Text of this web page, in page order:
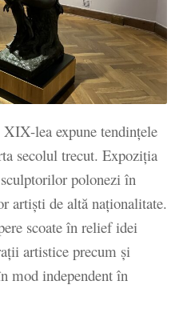
lea expune tendințele
secolul trecut. Expoziția
polonezi în
artiști de altă naționalitate.
scoate în relief idei
artistice precum și
mod independent în